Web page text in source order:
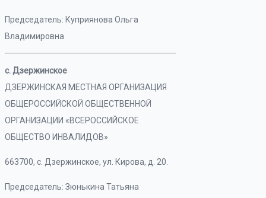
Председатель: Куприянова Ольга
Владимировна
с. Дзержинское
ДЗЕРЖИНСКАЯ МЕСТНАЯ ОРГАНИЗАЦИЯ
ОБЩЕРОССИЙСКОЙ ОБЩЕСТВЕННОЙ
ОРГАНИЗАЦИИ «ВСЕРОССИЙСКОЕ
ОБЩЕСТВО ИНВАЛИДОВ»
663700, с. Дзержинское, ул. Кирова, д. 20.
Председатель: Зюнькина Татьяна